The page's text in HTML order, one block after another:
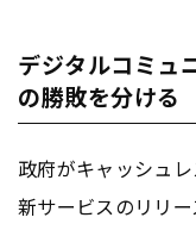
デジタルコミュ
の勝敗を分ける
政府がキャッシュ
新サービスのリリ